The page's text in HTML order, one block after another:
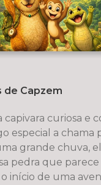
de Capzem
capivara curiosa e
especial a chama
grande chuva,
pedra que
início de uma